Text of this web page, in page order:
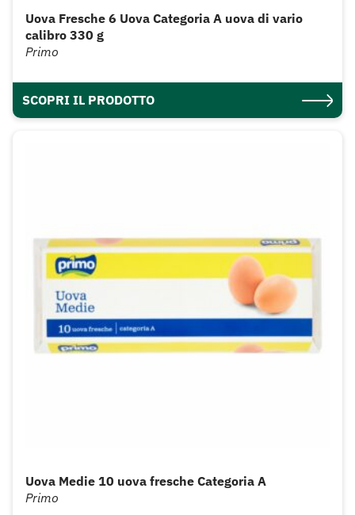
Uova Fresche 6 Uova Categoria A uova di vario
calibro 330 g
Primo
SCOPRI IL PRODOTTO
Uova Medie 10 uova fresche Categoria A
Primo